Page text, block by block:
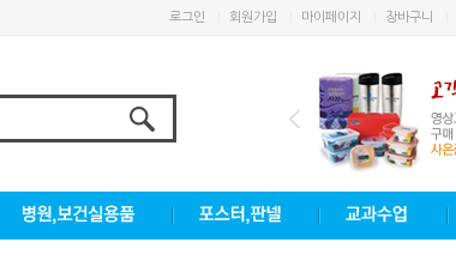
로그인 회원가입 마이페이지 장바구니